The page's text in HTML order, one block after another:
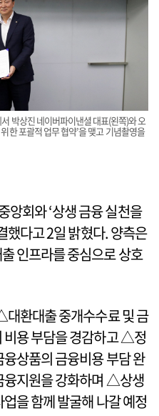
박상진 네이버파이낸셜 대표(왼쪽)와 오
한 포괄적 업무 협약’을 맺고 기념촬영을
앙회와 ‘상생 금융 실천을
했다고 2일 밝혔다. 양측은
인프라를 중심으로 상호
환대출 중개수수료 및 금
비용 부담을 경감하고 △정
상품의 금융비용 부담 완
융지원을 강화하며 △상생
을 함께 발굴해 나갈 예정